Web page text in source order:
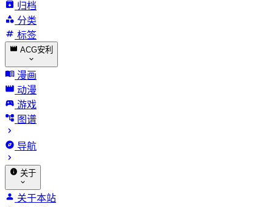
归档
分类
标签
ACG安利
漫画
动漫
游戏
图谱
导航
关于
关于本站